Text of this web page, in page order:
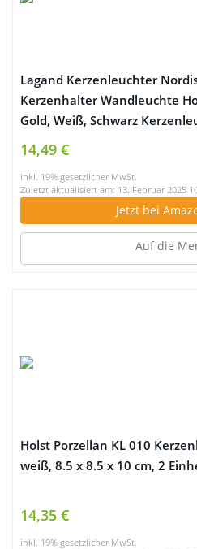
Lagand Kerzenleuchter
Kerzenhalter Wandleuchte
Gold, Weiß, Schwarz
14,49 €
inkl. 19% gesetzlicher MwSt.
Zuletzt aktualisiert am: 13. Februar 2025
Jetzt bei
Auf die
Holst Porzellan KL 010
weiß, 8.5 x 8.5 x 10 cm, 2
14,35 €
inkl. 19% gesetzlicher MwSt.